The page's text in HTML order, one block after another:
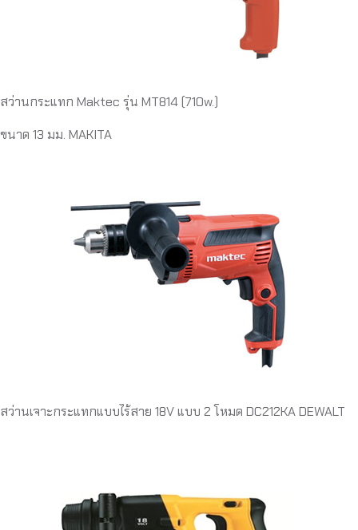
สว่านกระแทก Maktec รุ่น MT814 (710w.)
ขนาด 13 มม. MAKITA
สว่านเจาะกระแทกแบบไร้สาย 18V แบบ 2 โหมด DC212KA DEWALT